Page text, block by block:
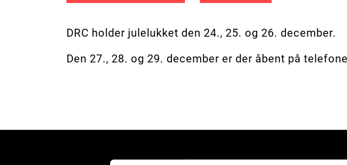
DRC holder julelukket den 24., 25. og 26. december.
Den 27., 28. og 29. december er der åbent på